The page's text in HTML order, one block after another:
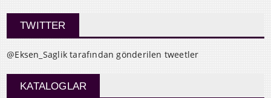
TWITTER
@Eksen_Saglik tarafından gönderilen tweetler
KATALOGLAR